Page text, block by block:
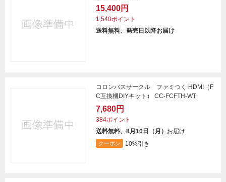
15,400円
1,540ポイント
送料無料、発売日以降お届け
コロンバスサークル ファミつく HDMI（F
C互換機DIYキット） CC-FCFTH-WT
7,680円
384ポイント
送料無料、8月10日（月） お届け
クーポン 10%引き